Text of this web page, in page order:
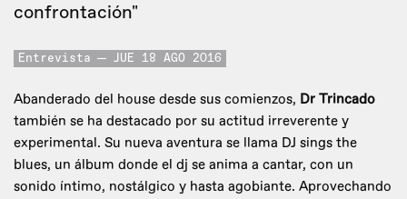
confrontación"
Entrevista JUE 18 AGO 2016
Abanderado del house desde sus comienzos, Dr Trincado
también se ha destacado por su actitud irreverente y
experimental. Su nueva aventura se llama DJ sings the
blues, un álbum donde el dj se anima a cantar, con un
sonido íntimo, nostálgico y hasta agobiante. Aprovechando